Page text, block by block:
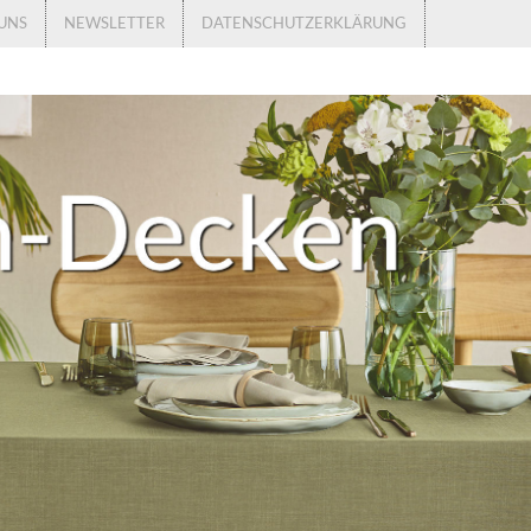
NEWSLETTER DATENSCHUTZERKLÄRUNG